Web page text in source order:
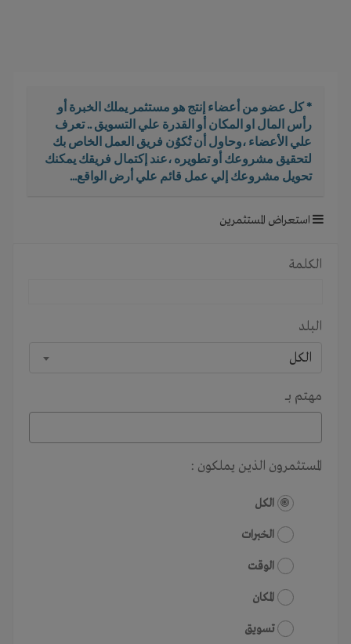
* كل عضو من أعضاء إنتج هو مستثمر يملك الخبرة أو
رأس المال او المكان أو القدرة علي التسويق .. تعرف
علي الأعضاء ،وحاول أن تُكوُن فريق العمل الخاص بك
لتحقيق مشروعك أو تطويره ،عند إكتمال فريقك يمكنك
تحويل مشروعك إلي عمل قائم علي أرض الواقع...
استعراض المستثمرين
الكلمة
البلد
الكل
مهتم بـــ
المستثمرون الذين يملكون :
الكل
الخبرات
الوقت
المكان
تسويق